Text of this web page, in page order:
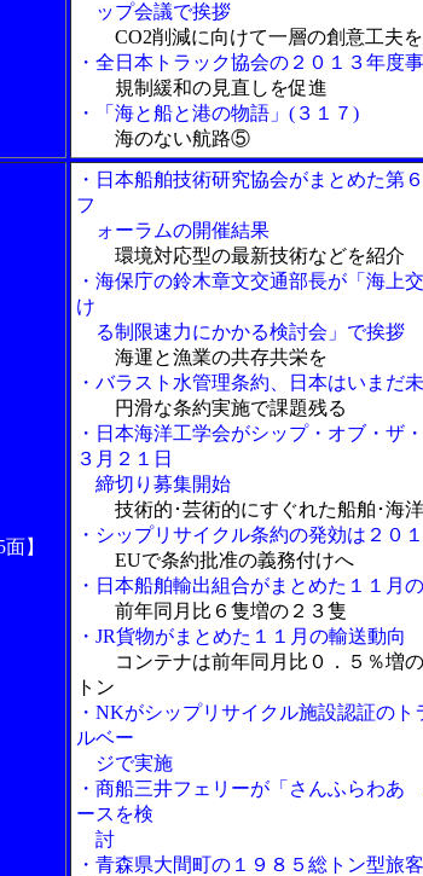
ップ会議で挨拶
CO2削減に向けて一層の創意工夫を
・全日本トラック協会の２０１３年度
規制緩和の見直しを促進
・「海と船と港の物語」(３１７)
海のない航路⑤
】
・日本船舶技術研究協会がまとめた第
フ
ォーラムの開催結果
環境対応型の最新技術などを紹介
・海保庁の鈴木章文交通部長が「海上
け
る制限速力にかかる検討会」で挨拶
海運と漁業の共存共栄を
・バラスト水管理条約、日本はいまだ
円滑な条約実施で課題残る
・日本海洋工学会がシップ・オブ・ザ
３月２１日
締切り募集開始
技術的･芸術的にすぐれた船舶･海
・シップリサイクル条約の発効は２０
EUで条約批准の義務付けへ
・日本船舶輸出組合がまとめた１１月
前年同月比６隻増の２３隻
・JR貨物がまとめた１１月の輸送動向
コンテナは前年同月比０．５％増
トン
・NKがシップリサイクル施設認証のト
ルベー
ジで実施
・商船三井フェリーが「さんふらわあ
ースを検
討
・青森県大間町の１９８５総トン型旅